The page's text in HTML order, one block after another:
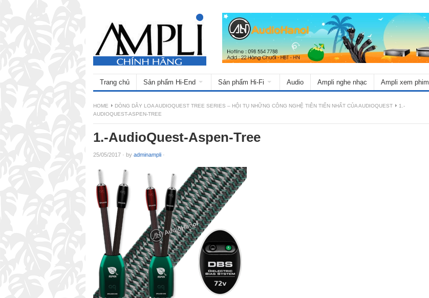
Trang chủ Sản phẩm Hi-End Sản phẩm Hi-Fi Audio Ampli nghe nhạc Ampli xem phim
HOME DÒNG DÂY LOA AUDIOQUEST TREE SERIES – HỘI TỤ NHỮNG CÔNG NGHỆ TIÊN TIẾN NHẤT CỦA AUDIOQUEST
1.-
AUDIOQUEST-ASPEN-TREE
1.-AudioQuest-Aspen-Tree
25/05/2017 · by adminampli ·